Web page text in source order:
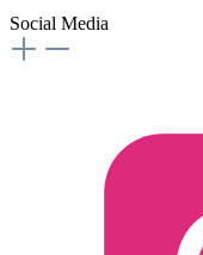
Social Media